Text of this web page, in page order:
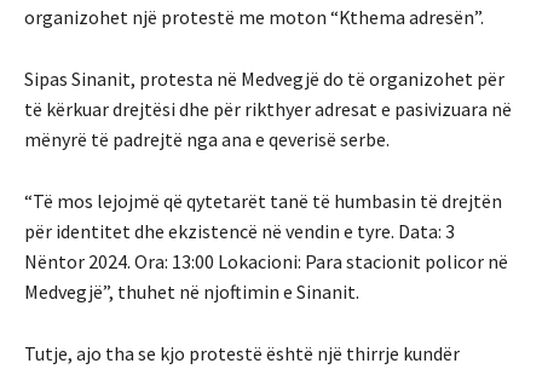
organizohet një protestë me moton “Kthema adresën”.
Sipas Sinanit, protesta në Medvegjë do të organizohet për
të kërkuar drejtësi dhe për rikthyer adresat e pasivizuara në
mënyrë të padrejtë nga ana e qeverisë serbe.
“Të mos lejojmë që qytetarët tanë të humbasin të drejtën
për identitet dhe ekzistencë në vendin e tyre. Data: 3
Nëntor 2024. Ora: 13:00 Lokacioni: Para stacionit policor në
Medvegjë”, thuhet në njoftimin e Sinanit.
Tutje, ajo tha se kjo protestë është një thirrje kundër